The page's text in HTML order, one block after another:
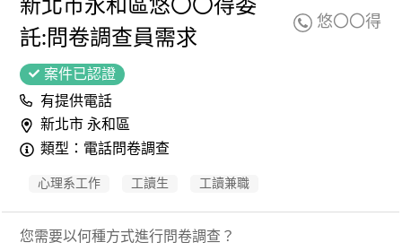
新北市永和區悠〇〇得委
託:問卷調查員需求
悠〇〇得
案件已認證
有提供電話
新北市 永和區
類型：電話問卷調查
心理系工作 工讀生 工讀兼職
您需要以何種方式進行問卷調查？